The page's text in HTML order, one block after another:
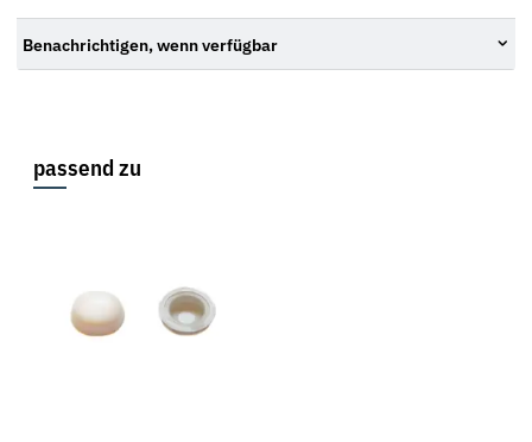
Benachrichtigen, wenn verfügbar
passend zu